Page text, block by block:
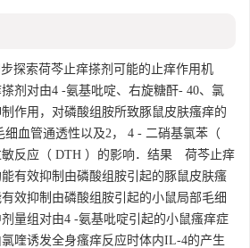
探索荷芩止痒搽剂可能的止痒作用机
剂对由4 -氨基吡啶、右旋糖酐- 40、氯
作用，对磷酸组胺所致豚鼠皮肤瘙痒的
血管通透性以及2， 4 - 二硝基氯苯（
敏反应（ DTH ）的影响．结果 荷芩止痒
有效抑制由磷酸组胺引起的豚鼠皮肤瘙
效抑制由磷酸组胺引起的小鼠局部毛细
量组对由4 -氨基吡啶引起的小鼠瘙痒症
喹诱发全身瘙痒反应时体内IL-4的产生